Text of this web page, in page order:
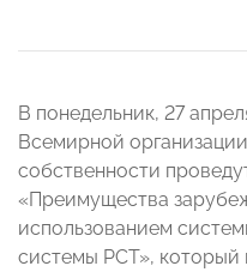
В понедельник, 27
Всемирной
собственности
«Преимущества
использованием
системы РСТ», который